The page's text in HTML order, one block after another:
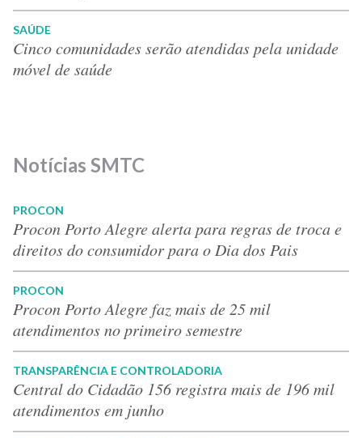
SAÚDE
Cinco comunidades serão atendidas pela unidade
móvel de saúde
Notícias SMTC
PROCON
Procon Porto Alegre alerta para regras de troca e
direitos do consumidor para o Dia dos Pais
PROCON
Procon Porto Alegre faz mais de 25 mil
atendimentos no primeiro semestre
TRANSPARÊNCIA E CONTROLADORIA
Central do Cidadão 156 registra mais de 196 mil
atendimentos em junho